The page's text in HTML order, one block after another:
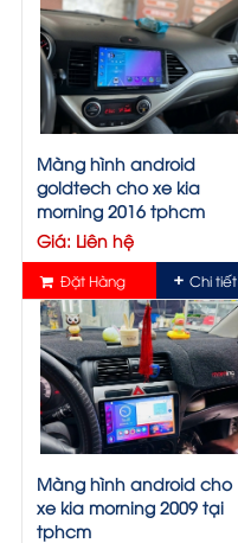
Màng hình android
goldtech cho xe kia
morning 2016 tphcm
Giá: Liên hệ
Đặt Hàng Chi tiết
Màng hình android cho
xe kia morning 2009 tại
tphcm